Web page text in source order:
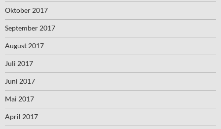
Oktober 2017
September 2017
August 2017
Juli 2017
Juni 2017
Mai 2017
April 2017